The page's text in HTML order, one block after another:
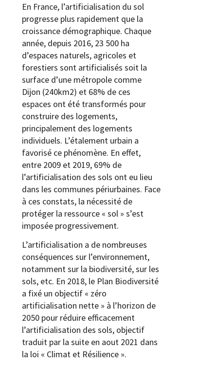
En France, l’artificialisation du sol
progresse plus rapidement que la
croissance démographique. Chaque
année, depuis 2016, 23 500 ha
d’espaces naturels, agricoles et
forestiers sont artificialisés soit la
surface d’une métropole comme
Dijon (240km2) et 68% de ces
espaces ont été transformés pour
construire des logements,
principalement des logements
individuels. L’étalement urbain a
favorisé ce phénomène. En effet,
entre 2009 et 2019, 69% de
l’artificialisation des sols ont eu lieu
dans les communes périurbaines. Face
à ces constats, la nécessité de
protéger la ressource « sol » s’est
imposée progressivement.
L’artificialisation a de nombreuses
conséquences sur l’environnement,
notamment sur la biodiversité, sur les
sols, etc. En 2018, le Plan Biodiversité
a fixé un objectif « zéro
artificialisation nette » à l’horizon de
2050 pour réduire efficacement
l’artificialisation des sols, objectif
traduit par la suite en aout 2021 dans
la loi « Climat et Résilience ».